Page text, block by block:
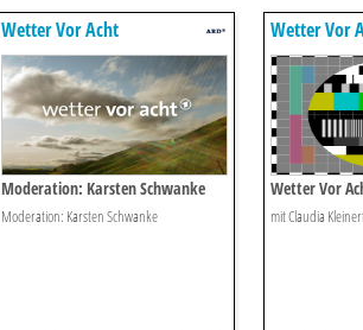
Wetter Vor Acht
Moderation: Karsten Schwanke
Moderation: Karsten Schwanke
Wetter Vor
Wetter Vor
mit Claudia